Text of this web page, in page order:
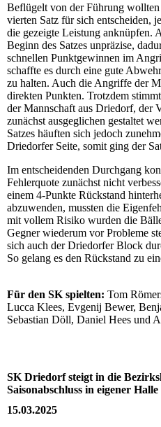
Beflügelt von der Führung
vierten Satz für sich entscheiden,
die gezeigte Leistung anknüpfen.
Beginn des Satzes unpräzise,
schnellen Punktgewinnen im
schaffte es durch eine gute
zu halten. Auch die Angriffe der
direkten Punkten. Trotzdem
der Mannschaft aus Driedorf, der
zunächst ausgeglichen gestaltet
Satzes häuften sich jedoch
Driedorfer Seite, somit ging der
Im entscheidenden Durchgang
Fehlerquote zunächst nicht
einem 4-Punkte Rückstand
abzuwenden, mussten die
mit vollem Risiko wurden die
Gegner wiederum vor Probleme
sich auch der Driedorfer Block
So gelang es den Rückstand zu
Für den SK spielten: Tom
Lucca Klees, Evgenij Bewer,
Sebastian Döll, Daniel Hees und
SK Driedorf steigt in die
Saisonabschluss in eigener Halle
15.03.2025